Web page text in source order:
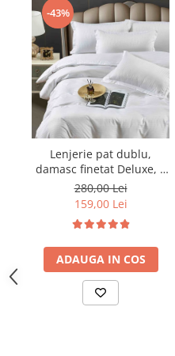
-43%
Lenjerie pat dublu,
damasc finetat Deluxe, 6
piese, cearceaf pat cu
elastic, Alb
280,00 Lei
159,00 Lei
ADAUGA IN COS